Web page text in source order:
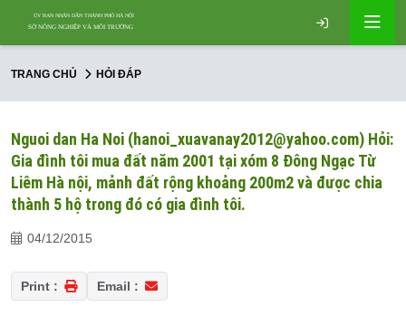
TRANG CHỦ HỎI ĐÁP
Nguoi dan Ha Noi (hanoi_xuavanay2012@yahoo.com) Hỏi:
Gia đình tôi mua đất năm 2001 tại xóm 8 Đông Ngạc Từ
Liêm Hà nội, mảnh đất rộng khoảng 200m2 và được chia
thành 5 hộ trong đó có gia đình tôi.
04/12/2015
Print : Email :